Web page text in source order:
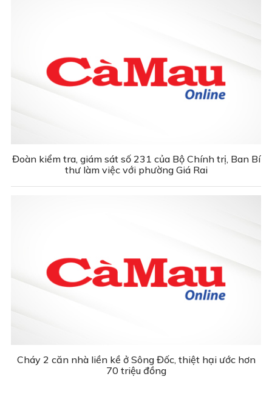
Đoàn kiểm tra, giám sát số 231 của Bộ Chính trị, Ban Bí
thư làm việc với phường Giá Rai
Cháy 2 căn nhà liền kề ở Sông Đốc, thiệt hại ước hơn
70 triệu đồng